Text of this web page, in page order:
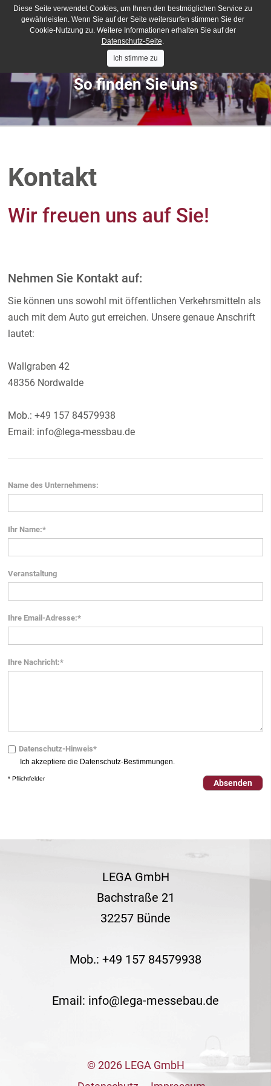
So finden Sie uns
Kontakt
Wir freuen uns auf Sie!
Nehmen Sie Kontakt auf:
Sie können uns sowohl mit öffentlichen Verkehrsmitteln als
auch mit dem Auto gut erreichen. Unsere genaue Anschrift
lautet:
Wallgraben 42
48356 Nordwalde
Mob.: +49 157 84579938
Email: info@lega-messbau.de
Name des Unternehmens:
Ihr Name:*
Veranstaltung
Ihre Email-Adresse:*
Ihre Nachricht:*
Datenschutz-Hinweis*
Ich akzeptiere die Datenschutz-Bestimmungen.
* Pflichtfelder
LEGA GmbH
Bachstraße 21
32257 Bünde
Mob.: +49 157 84579938
Email: info@lega-messebau.de
© 2026 LEGA GmbH
Diese Seite verwendet Cookies, um Ihnen den bestmöglichen Service zu
gewährleisten. Wenn Sie auf der Seite weitersurfen stimmen Sie der
Cookie-Nutzung zu. Weitere Informationen erhalten Sie auf der
Datenschutz-Seite.
Ich stimme zu